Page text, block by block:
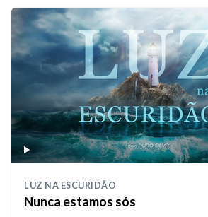
LUZ NA ESCURIDÃO
Nunca estamos sós